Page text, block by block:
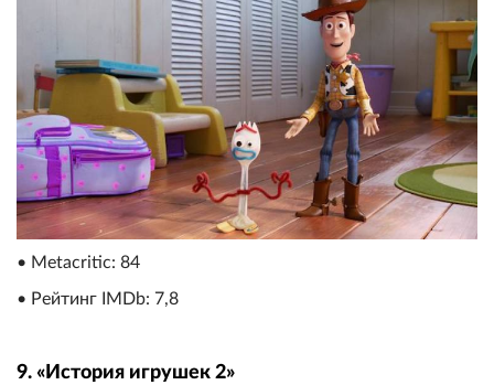
• Metacritic: 84
• Рейтинг IMDb: 7,8
9. «История игрушек 2»